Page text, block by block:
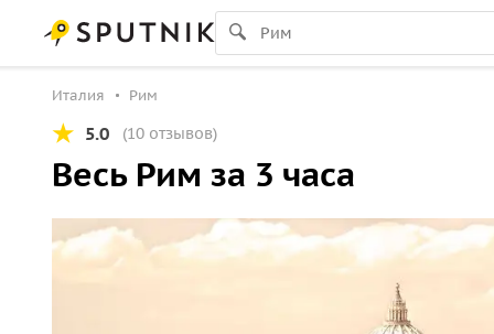
Италия Рим
5.0 (10 отзывов)
Весь Рим за 3 часа